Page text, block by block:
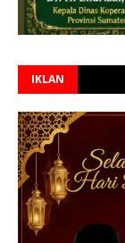
IKLAN